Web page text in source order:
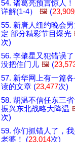
54. 诸葛亮预言惊人！
详解(1-4）
🖼️ (23,909
55. 新唐人纽约晚会
定 部分精彩节目爆光
次)
56. 李肇星又犯错误
没把住门儿 🖼️ (
57. 新华网上有一篇
读的文章 (23,477次)
58. 胡温不信任东三
振兴东北战略大降温
次)
59. 你们抓错人了，
老婆！ (23,014次)